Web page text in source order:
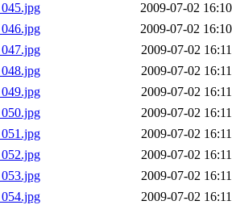
2009-07-02 16:10
2009-07-02 16:10
2009-07-02 16:11
2009-07-02 16:11
2009-07-02 16:11
2009-07-02 16:11
2009-07-02 16:11
2009-07-02 16:11
2009-07-02 16:11
2009-07-02 16:11